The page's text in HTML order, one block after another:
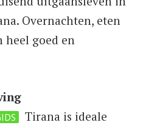
Overnachten, eten
heel goed en
Tirana is ideale